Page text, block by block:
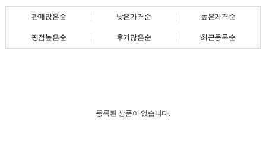
판매많은순 낮은가격순 높은가격순
평점높은순 후기많은순 최근등록순
등록된 상품이 없습니다.